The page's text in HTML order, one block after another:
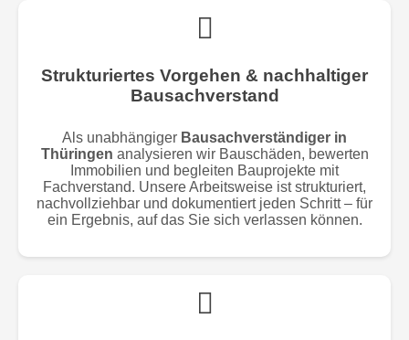
Strukturiertes Vorgehen & nachhaltiger
Bausachverstand
Als unabhängiger Bausachverständiger in
Thüringen analysieren wir Bauschäden, bewerten
Immobilien und begleiten Bauprojekte mit
Fachverstand. Unsere Arbeitsweise ist strukturiert,
nachvollziehbar und dokumentiert jeden Schritt – für
ein Ergebnis, auf das Sie sich verlassen können.